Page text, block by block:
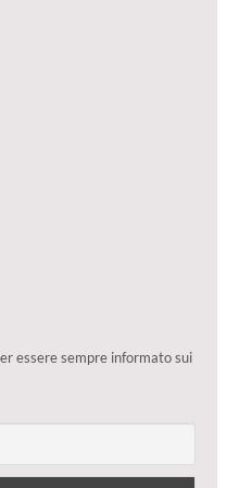
essere sempre informato sui